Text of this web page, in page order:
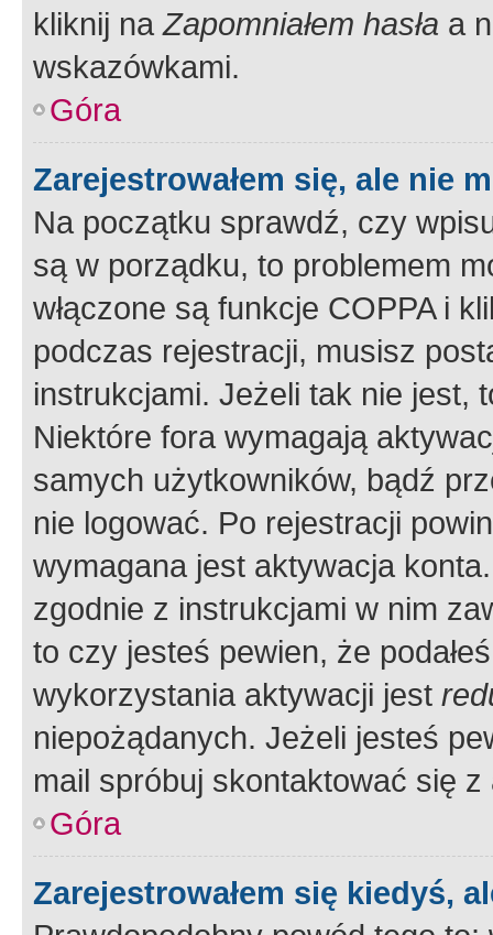
kliknij naZapomniałem hasła a
wskazówkami.
Góra
Zarejestrowałem się, ale nie
Na początku sprawdź, czy
są w porządku, to problemem
włączone są funkcje COPPA i
podczas rejestracji, musisz
instrukcjami. Jeżeli tak nie jest,
Niektóre fora wymagają
samych użytkowników, bądź
nie logować. Po rejestracji
wymagana jest aktywacja
zgodnie z instrukcjami w nim
to czy jesteś pewien, że
wykorzystania aktywacji jest
niepożądanych. Jeżeli jesteś
mail spróbuj skontaktować się
Góra
Zarejestrowałem się kiedyś,